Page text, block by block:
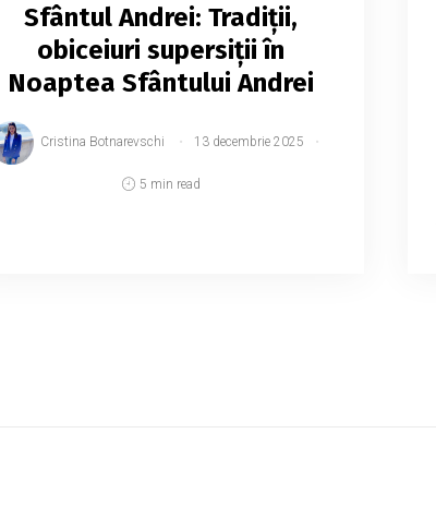
Sfântul Andrei: Tradiții,
obiceiuri supersiții în
Noaptea Sfântului Andrei
Cristina Botnarevschi 13 decembrie 2025
5 min read